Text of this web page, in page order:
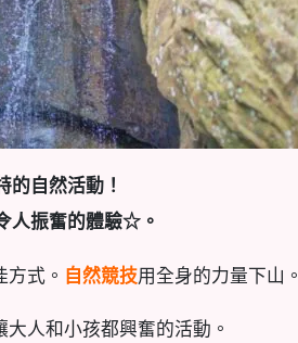
的自然活動！
人振奮的體驗☆。
式。 自然競技用全身的力量下山。
人和小孩都興奮的活動。